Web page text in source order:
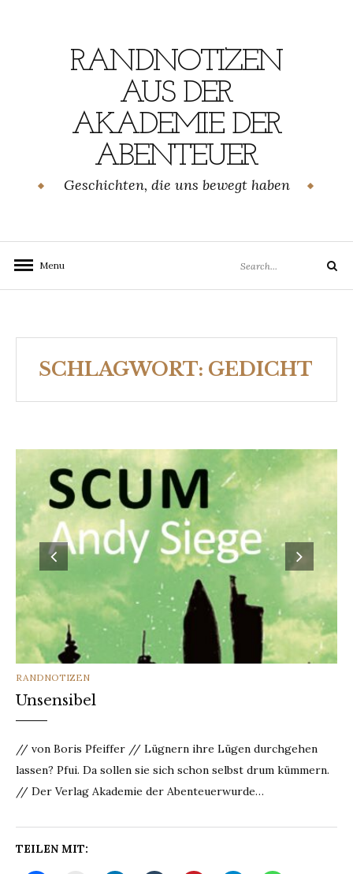
RANDNOTIZEN
AUS DER
AKADEMIE DER
ABENTEUER
Geschichten, die uns bewegt haben
Menu
for:
Search
SCHLAGWORT: GEDICHT
CATEGORIES
RANDNOTIZEN
Unsensibel
// von Boris Pfeiffer // Lügnern ihre Lügen durchgehen
lassen? Pfui. Da sollen sie sich schon selbst drum kümmern.
// Der Verlag Akademie der Abenteuerwurde…
TEILEN MIT: